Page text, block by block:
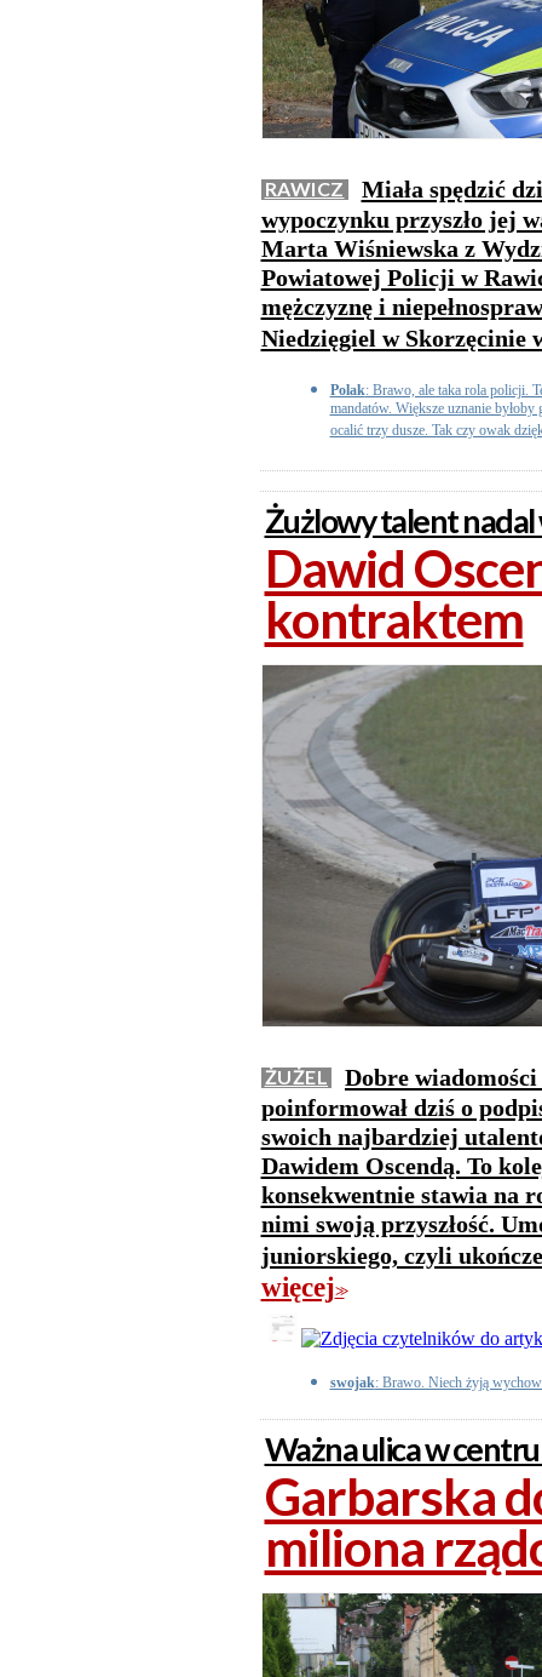
RAWICZ
Miała spędzić
wypoczynku przyszło jej
Marta Wiśniewska z
Powiatowej Policji w
mężczyznę i
Niedzięgiel w Skorzęcinie
Polak: Brawo, ale taka rola policji.
mandatów. Większe uznanie
ocalić trzy dusze. Tak czy owak
Żużlowy talent nadal
Dawid
kontraktem
ŻUŻEL
Dobre
poinformował dziś o
swoich najbardziej
Dawidem Oscendą. To
konsekwentnie stawia na
nimi swoją przyszłość.
juniorskiego, czyli
więcej>>
swojak: Brawo. Niech żyją
Ważna ulica w
Garbarska
miliona